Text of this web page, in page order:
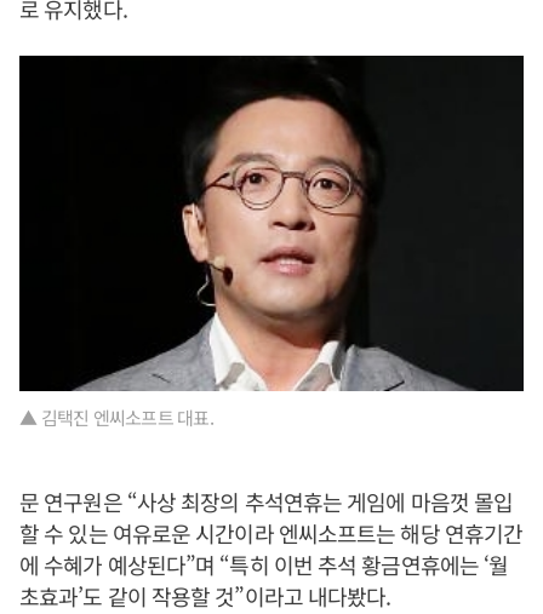
로 유지했다.
▲ 김택진 엔씨소프트 대표.
문 연구원은 “사상 최장의 추석연휴는 게임에 마음껏 몰입
할 수 있는 여유로운 시간이라 엔씨소프트는 해당 연휴기간
에 수혜가 예상된다”며 “특히 이번 추석 황금연휴에는 ‘월
초효과’도 같이 작용할 것”이라고 내다봤다.